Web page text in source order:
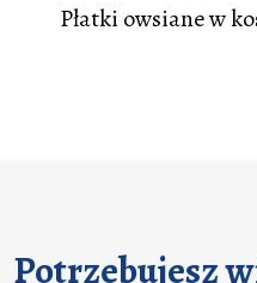
Płatki owsiane w
Potrzebujesz